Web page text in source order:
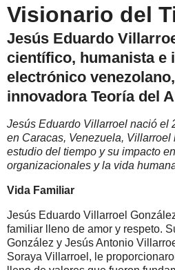
Visionario del
Jesús Eduardo
científico, humanista e
electrónico
innovadora Teoría del
Jesús Eduardo Villarroel nació el
en Caracas, Venezuela,
estudio del tiempo y su impacto
organizacionales y la vida
Vida Familiar
Jesús Eduardo Villarroel
familiar lleno de amor y respeto.
González y Jesús Antonio
Soraya Villarroel, le